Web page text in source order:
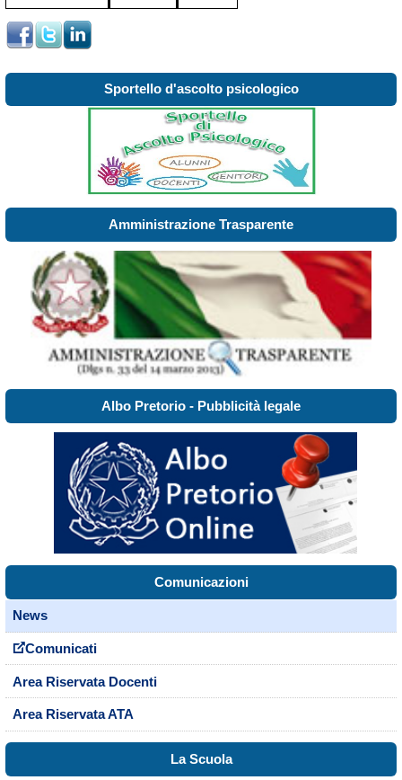
Sportello d'ascolto psicologico
Amministrazione Trasparente
Albo Pretorio - Pubblicità legale
Comunicazioni
News
Comunicati
Area Riservata Docenti
Area Riservata ATA
La Scuola